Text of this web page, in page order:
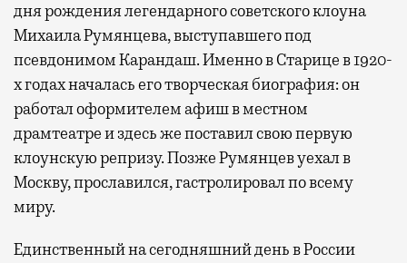
дня рождения легендарного советского клоуна
Михаила Румянцева, выступавшего под
псевдонимом Карандаш. Именно в Старице в 1920-
х годах началась его творческая биография: он
работал оформителем афиш в местном
драмтеатре и здесь же поставил свою первую
клоунскую репризу. Позже Румянцев уехал в
Москву, прославился, гастролировал по всему
миру.
Единственный на сегодняшний день в России